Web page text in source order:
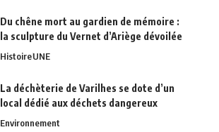
Du chêne mort au gardien de mémoire :
la sculpture du Vernet d’Ariège dévoilée
HistoireUNE
La déchèterie de Varilhes se dote d’un
local dédié aux déchets dangereux
Environnement